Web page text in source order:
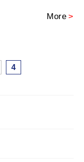
More >
4